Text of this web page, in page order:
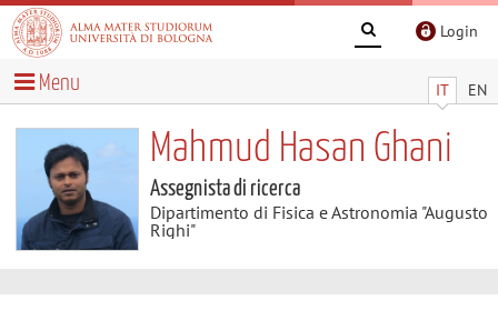
Login
IT EN
Menu
Mahmud Hasan Ghani
Assegnista di ricerca
Dipartimento di Fisica e Astronomia "Augusto
Righi"